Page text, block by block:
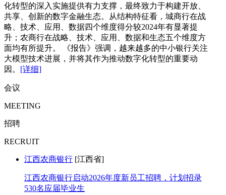
化转型的深入实施提供有力支撑，最终致力于构建开放、
共享、创新的数字金融生态。从结构特征看，城商行在战
略、技术、应用、数据四个维度得分较2024年有显著提
升；农商行在战略、技术、应用、数据和生态五个维度方
面均有所提升。 《报告》强调，越来越多的中小银行关注
大模型技术进展，并将其作为推动数字化转型的重要动
因。 [详细]
会议
MEETING
招聘
RECRUIT
江西农商银行 [江西省]
江西农商银行启动2026年度新员工招聘，计划招录
530名应届毕业生